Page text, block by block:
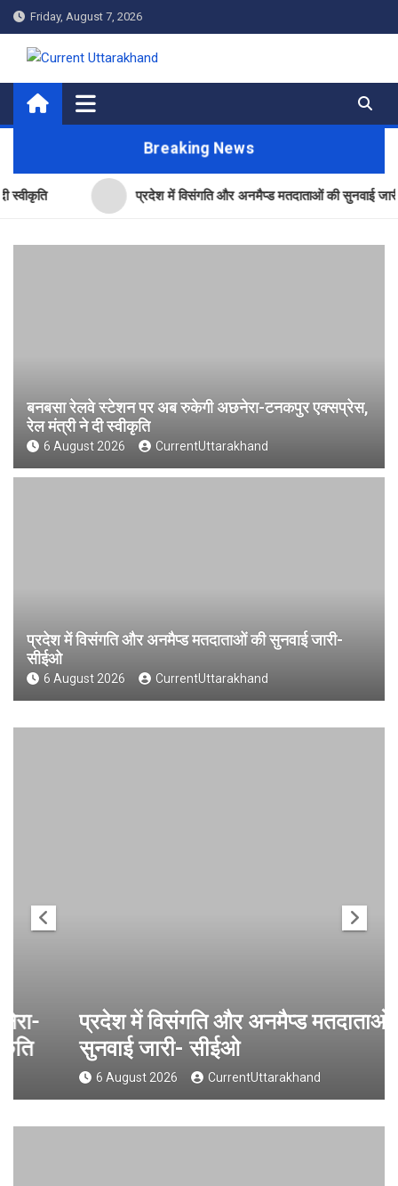
Skip
to
content
Friday, August 7, 2026
Current Uttarakhand
Breaking News
प्रदेश में विसंगति और अनमैप्ड मतदाताओं की सुनवाई जारी- सीईओ
बनबसा रेलवे स्टेशन पर अब रुकेगी अछनेरा-टनकपुर एक्सप्रेस,
रेल मंत्री ने दी स्वीकृति
6 August 2026 CurrentUttarakhand
प्रदेश में विसंगति और अनमैप्ड मतदाताओं की सुनवाई जारी-
सीईओ
6 August 2026 CurrentUttarakhand
प्रदेश में विसंगति और अनमैप्ड मतदाताओं की
सुनवाई जारी- सीईओ
6 August 2026 CurrentUttarakhand